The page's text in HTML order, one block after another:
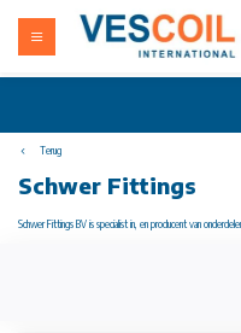
Terug
Schwer Fittings
Schwer Fittings BV is specialist in, en producent van